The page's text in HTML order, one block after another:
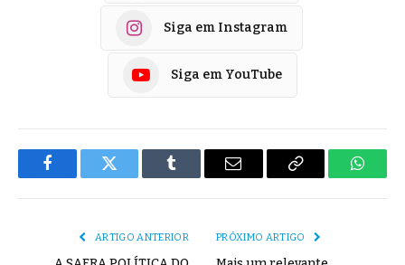
Siga em Instagram
Siga em YouTube
FacebookTwitter Tumblr
E-
Copiar
ARTIGO ANTERIOR PRÓXIMO ARTIGO